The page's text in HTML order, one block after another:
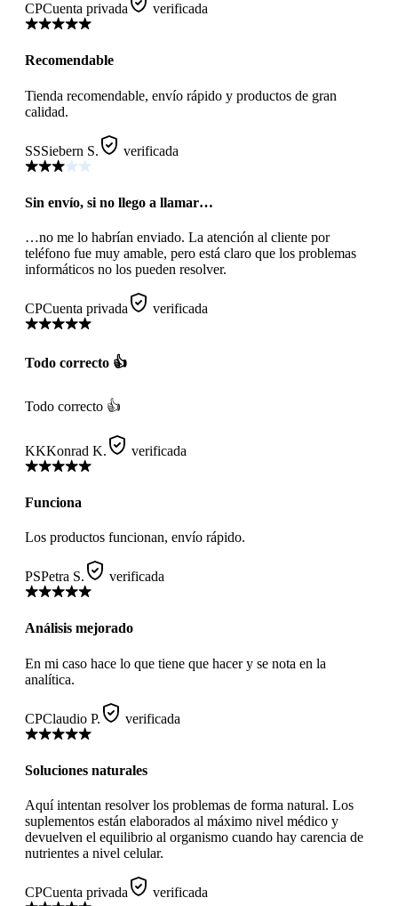
CPCuenta privada verificada
Recomendable
Tienda recomendable, envío rápido y productos de gran
calidad.
SSSiebern S. verificada
Sin envío, si no llego a llamar…
…no me lo habrían enviado. La atención al cliente por
teléfono fue muy amable, pero está claro que los problemas
informáticos no los pueden resolver.
CPCuenta privada verificada
Todo correcto 👍
Todo correcto 👍
KKKonrad K. verificada
Funciona
Los productos funcionan, envío rápido.
PSPetra S. verificada
Análisis mejorado
En mi caso hace lo que tiene que hacer y se nota en la
analítica.
CPClaudio P. verificada
Soluciones naturales
Aquí intentan resolver los problemas de forma natural. Los
suplementos están elaborados al máximo nivel médico y
devuelven el equilibrio al organismo cuando hay carencia de
nutrientes a nivel celular.
CPCuenta privada verificada